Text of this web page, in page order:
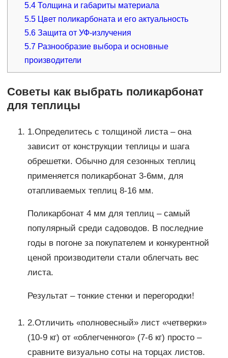
5.4 Толщина и габариты материала
5.5 Цвет поликарбоната и его актуальность
5.6 Защита от УФ-излучения
5.7 Разнообразие выбора и основные
производители
Советы как выбрать поликарбонат
для теплицы
1.Определитесь с толщиной листа – она
зависит от конструкции теплицы и шага
обрешетки. Обычно для сезонных теплиц
применяется поликарбонат 3-6мм, для
отапливаемых теплиц 8-16 мм.
Поликарбонат 4 мм для теплиц – самый
популярный среди садоводов. В последние
годы в погоне за покупателем и конкурентной
ценой производители стали облегчать вес
листа.
Результат – тонкие стенки и перегородки!
2.Отличить «полновесный» лист «четверки»
(10-9 кг) от «облегченного» (7-6 кг) просто –
сравните визуально соты на торцах листов.